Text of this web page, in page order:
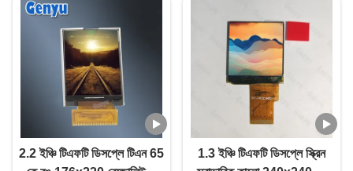
2.2 ইঞ্চি টিএফটি ডিসপ্লে টিএন 65
1.3 ইঞ্চি টিএফটি ডিসপ্লে স্ক্রিন